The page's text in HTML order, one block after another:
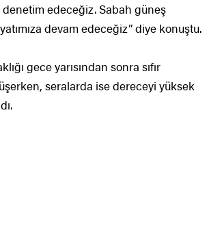
edeceğiz. Sabah güneş
devam edeceğiz” diye konuştu.
gece yarısından sonra sıfır
seralarda ise dereceyi yüksek